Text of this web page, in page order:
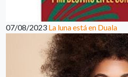
07/08/2023 La luna está en Duala